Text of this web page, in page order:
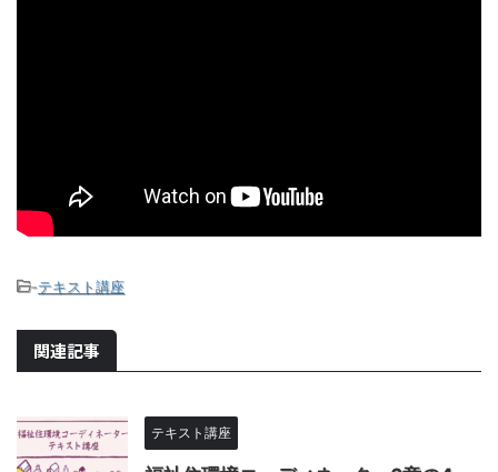
-テキスト講座
関連記事
テキスト講座